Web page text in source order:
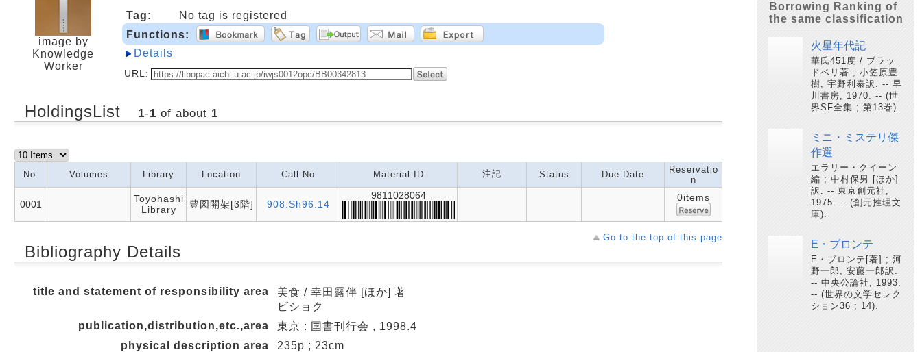
image by
Knowledge
Worker
Tag:
No tag is registered
Functions:
Details
URL:
HoldingsList 1-1 of about 1
No. Volumes Library Location Call No Material ID 注記 Status Due Date
Reservatio
n
0001
Toyohashi
Library
豊図開架[3階] 908:Sh96:14
9811028064 0items
Go to the top of this page
Bibliography Details
title and statement of responsibility area
美食 / 幸田露伴 [ほか] 著
ビショク
publication,distribution,etc.,area
東京 : 国書刊行会 , 1998.4
physical description area
235p ; 23cm
Borrowing Ranking of
the same classification
火星年代記
華氏451度 / ブラッ
ドベリ著 ; 小笠原豊
樹, 宇野利泰訳. -- 早
川書房, 1970. -- (世
界SF全集 ; 第13巻).
ミニ・ミステリ傑
作選
エラリー・クイーン
編 ; 中村保男 [ほか]
訳. -- 東京創元社,
1975. -- (創元推理文
庫).
E・ブロンテ
E・ブロンテ[著] ; 河
野一郎, 安藤一郎訳.
-- 中央公論社, 1993.
-- (世界の文学セレク
ション36 ; 14).